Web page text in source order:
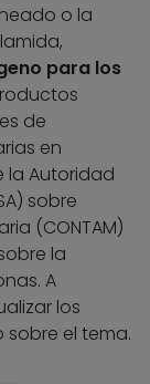
o la
para los
de
en
la Autoridad
sobre
(CONTAM)
la
A
los
el tema.